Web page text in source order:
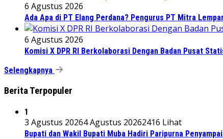
6 Agustus 2026
Ada Apa di PT Elang Perdana? Pengurus PT Mitra
6 Agustus 2026
Komisi X DPR RI Berkolaborasi Dengan Badan Pusat
Selengkapnya
Berita Terpopuler
1
3 Agustus 20264 Agustus 20262416 Lihat
Bupati dan Wakil Bupati Muba Hadiri Paripurna